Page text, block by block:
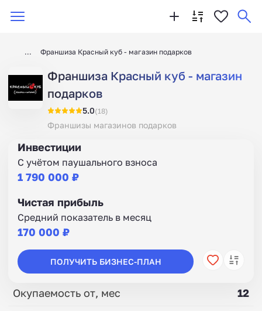
Франшиза Красный куб - магазин подарков
Франшиза Красный куб - магазин
подарков
5.0(18)
Франшизы магазинов подарков
Инвестиции
С учётом паушального взноса
1 790 000 ₽
Чистая прибыль
Средний показатель в месяц
170 000 ₽
ПОЛУЧИТЬ БИЗНЕС-ПЛАН
Окупаемость от, мес
12